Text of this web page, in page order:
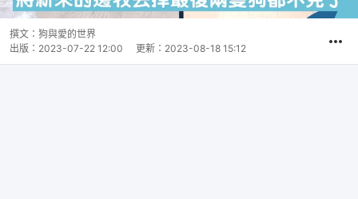
撰文： 狗與愛的世界
出版： 2023-07-22 12:00 更新： 2023-08-18 15:12